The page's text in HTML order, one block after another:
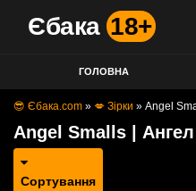
Єбака 18+
ГОЛОВНА
😎 Єбака.com » 💋 Зірки » Angel
Angel Smalls |
Сортування